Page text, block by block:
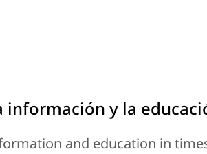
información y la
and education in